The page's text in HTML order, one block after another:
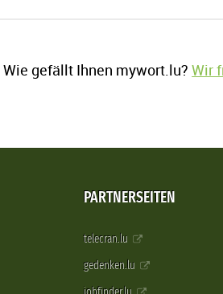
Wie gefällt Ihnen mywort.lu?Wir
PARTNERSEITEN
telecran.lu
gedenken.lu